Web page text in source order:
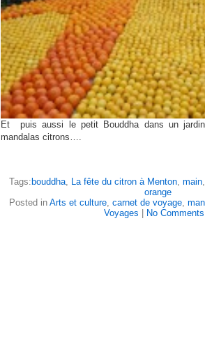
Et puis aussi le petit Bouddha dans un
mandalas citrons….
Tags: bouddha, La fête du citron à Menton, main
orange
Posted in Arts et culture carnet de voyage
Voyages
No